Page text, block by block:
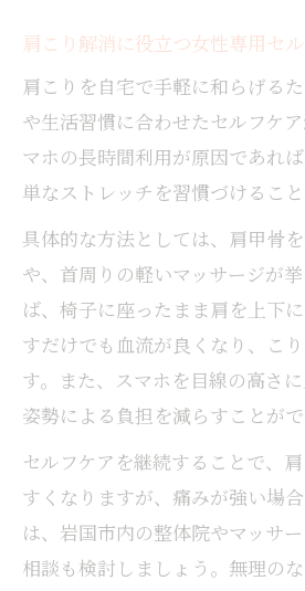
肩こり解消に役立つ女性専用セ
肩こりを自宅で手軽に和らげる
や生活習慣に合わせたセルフケ
マホの長時間利用が原因であれ
単なストレッチを習慣づけること
具体的な方法としては、肩甲骨
や、首周りの軽いマッサージが
ば、椅子に座ったまま肩を上下
すだけでも血流が良くなり、こ
す。また、スマホを目線の高さ
姿勢による負担を減らすことがで
セルフケアを継続することで、
すくなりますが、痛みが強い場
は、岩国市内の整体院やマッサ
相談も検討しましょう。無理の